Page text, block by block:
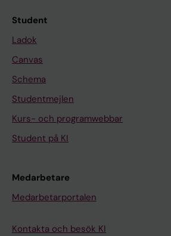
Student
Ladok
Canvas
Schema
Studentmejlen
Kurs- och programwebbar
Student på KI
Medarbetare
Medarbetarportalen
Kontakta och besök KI